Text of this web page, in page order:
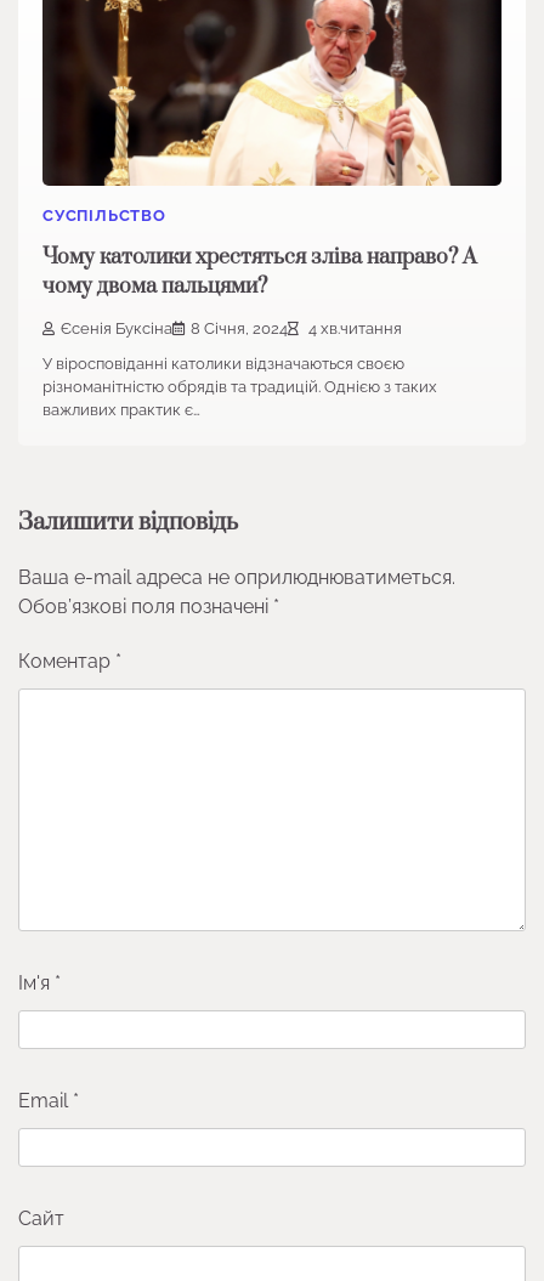
СУСПІЛЬСТВО
Чому католики хрестяться зліва направо? А
чому двома пальцями?
Єсенія Буксіна 8 Січня, 2024
4 хв.читання
У віросповіданні католики відзначаються своєю
різноманітністю обрядів та традицій. Однією з таких
важливих практик є…
Залишити відповідь
Ваша e-mail адреса не оприлюднюватиметься.
Обов’язкові поля позначені *
Коментар *
Ім'я *
Email *
Сайт